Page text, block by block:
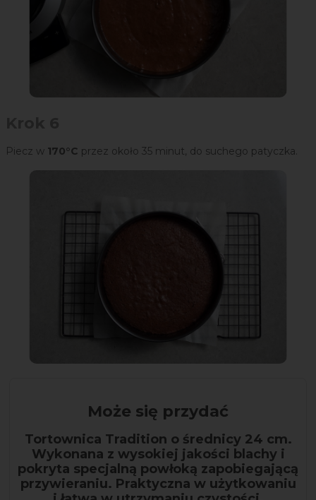
Piecz w 170°C przez około 35 minut, do suchego patyczka.
Może się przydać
Tortownica Tradition o średnicy 24 cm.
Wykonana z wysokiej jakości blachy i
pokryta specjalną powłoką zapobiegającą
przywieraniu. Praktyczna w użytkowaniu